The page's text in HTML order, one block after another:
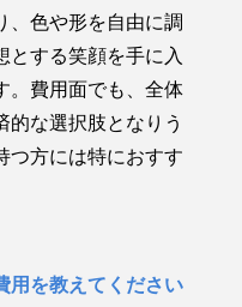
、色や形を自由に調
とする笑顔を手に入
。費用面でも、全体
的な選択肢となりう
つ方には特におすす
用を教えてください